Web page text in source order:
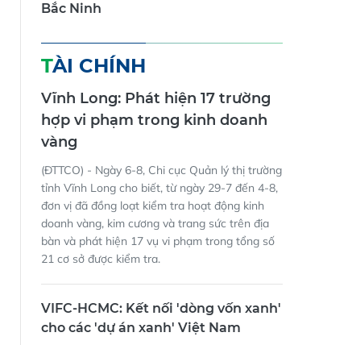
Bắc Ninh
TÀI CHÍNH
Vĩnh Long: Phát hiện 17 trường
hợp vi phạm trong kinh doanh
vàng
(ĐTTCO) - Ngày 6-8, Chi cục Quản lý thị trường
tỉnh Vĩnh Long cho biết, từ ngày 29-7 đến 4-8,
đơn vị đã đồng loạt kiểm tra hoạt động kinh
doanh vàng, kim cương và trang sức trên địa
bàn và phát hiện 17 vụ vi phạm trong tổng số
21 cơ sở được kiểm tra.
VIFC-HCMC: Kết nối 'dòng vốn xanh'
cho các 'dự án xanh' Việt Nam